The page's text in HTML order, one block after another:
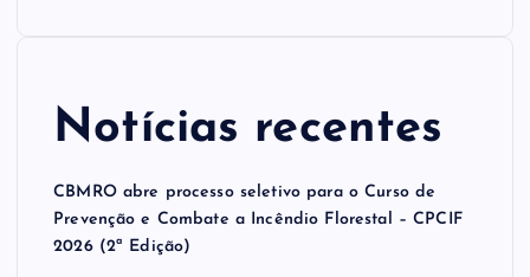
Notícias recentes
CBMRO abre processo seletivo para o Curso de
Prevenção e Combate a Incêndio Florestal – CPCIF
2026 (2ª Edição)